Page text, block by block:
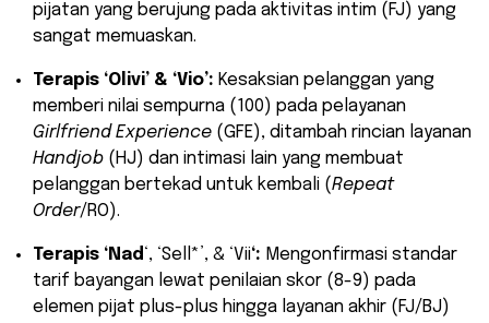
pijatan yang berujung pada aktivitas intim (FJ) yang
sangat memuaskan.
Terapis ‘Olivi’ & ‘Vio’: Kesaksian pelanggan yang
memberi nilai sempurna (100) pada pelayanan
Girlfriend Experience (GFE), ditambah rincian layanan
Handjob (HJ) dan intimasi lain yang membuat
pelanggan bertekad untuk kembali (Repeat
Order/RO).
Terapis ‘Nad ‘, ‘Sell*’, & ‘Vii‘: Mengonfirmasi standar
tarif bayangan lewat penilaian skor (8-9) pada
elemen pijat plus-plus hingga layanan akhir (FJ/BJ)